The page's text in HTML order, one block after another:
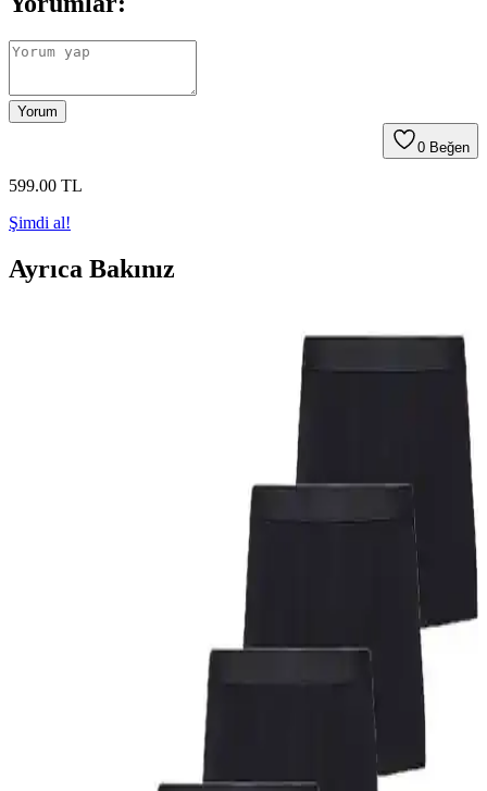
Yorum
0 Beğen
599.00 TL
Şimdi al!
Ayrıca Bakınız
Cnt Erkek Esnek Kumaş Siyah Boxer İnceleme ve
Cnt Erkek Esnek Kumaş Siyah Boxer, hareket özgürlüğü ve yüksek
konfor sağlayan, sade tasarımıyla günlük kullanım için ideal bir iç
giyim ürünüdür. Pamuk içeriği ve dayanıklılığıyla öne çıkar.
Tutku Erkek Kom Slip Kilot 6'lı Paket: Rahat ve
Fonksiyonel Günlük İç Giyim Seçeneği
Yüksek pamuk içeriği ve çeşitli beden seçenekleriyle Tutku erkek
slip paketleri, rahatlık ve fonksiyonellik sağlar. Dikiş ve beden
sorunlarına dikkat edilmesi önerilir.
Afrodit Life ve John Lion Erkek Boxer
Karşılaştırması: Malzeme, Konfor ve Dayanıklılık
Afrodit Life ve John Lion erkek boxerları, malzeme kalitesi, konfor
ve dayanıklılık açısından karşılaştırılıyor. Hangi ürün ihtiyaçlara
daha uygun, detaylar burada.